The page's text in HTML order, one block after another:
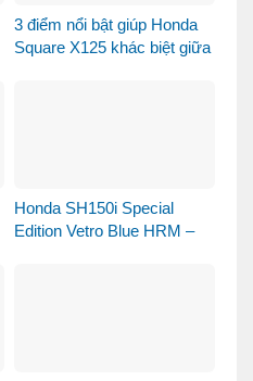
3 điểm nổi bật giúp Honda
Square X125 khác biệt giữa
Honda SH150i Special
Edition Vetro Blue HRM –